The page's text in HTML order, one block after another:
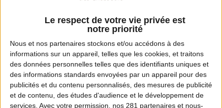
Le respect de votre vie privée est
notre priorité
Nous et nos partenaires stockons et/ou accédons à des
informations sur un appareil, telles que les cookies, et traitons
des données personnelles telles que des identifiants uniques et
des informations standards envoyées par un appareil pour des
publicités et du contenu personnalisés, des mesures de publicité
et de contenu, des études d'audience et le développement de
services. Avec votre permission, nos 281 partenaires et nous-